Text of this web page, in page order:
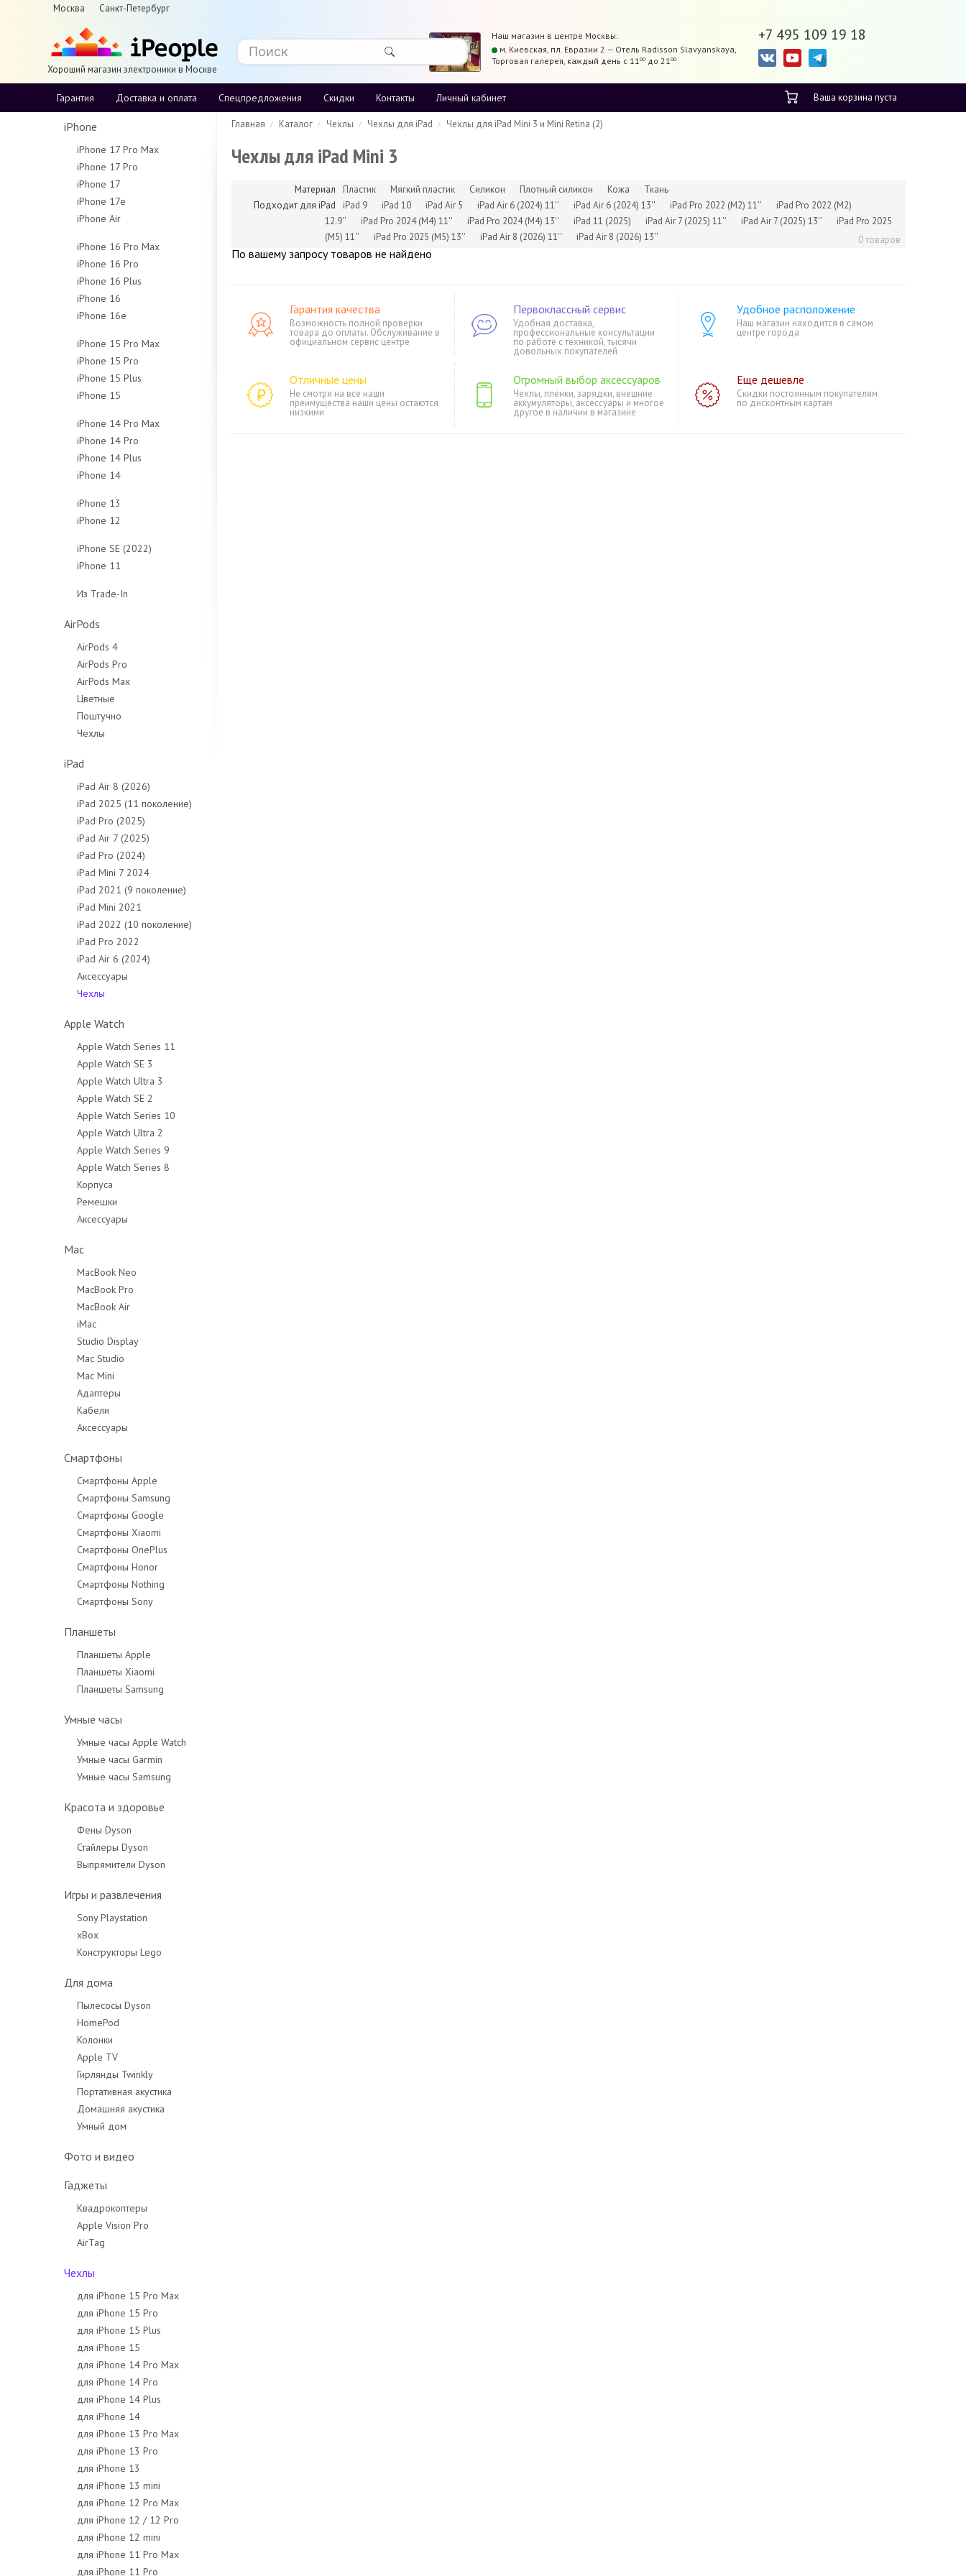
Москва Санкт-Петербург
Хороший магазин электроники в Москве
+7 495 109 19 18
Наш магазин в центре Москвы:
м. Киевская, пл. Евразии 2 — Отель Radisson Slavyanskaya,
Торговая галерея, каждый день с 1100 до 2100
Гарантия Доставка и оплата Спецпредложения Скидки Контакты Личный кабинет Ваша корзина пуста
iPhone
iPhone 17 Pro Max
256Gb
512Gb
1Tb
2Tb
iPhone 17 Pro
256Gb
512Gb
1Tb
iPhone 17
256Gb
512Gb
iPhone 17e
256Gb
iPhone Air
iPhone 16 Pro Max
256Gb
512Gb
1Tb
Чехлы
iPhone 16 Pro
128Gb
256Gb
512Gb
Чехлы
iPhone 16 Plus
128Gb
256Gb
Чехлы
iPhone 16
128Gb
Чехлы
iPhone 16e
Чехлы
iPhone 15 Pro Max
256Gb
512Gb
1Tb
Чехлы
iPhone 15 Pro
128Gb
256Gb
Чехлы
iPhone 15 Plus
128Gb
Чехлы
iPhone 15
Чехлы
iPhone 14 Pro Max
128Gb
256Gb
512Gb
Чехлы
iPhone 14 Pro
128Gb
256Gb
iPhone 14 Plus
128Gb
iPhone 14
Чехлы
iPhone 13
128Gb
iPhone 12
Чехлы
iPhone SE (2022)
64Gb
Чехлы
Защитные стёкла
iPhone 11
Чехлы
Из Trade-In
AirPods
AirPods 4
AirPods Pro
AirPods Max
Цветные
Поштучно
Чехлы
iPad
iPad Air 8 (2026)
iPad 2025 (11 поколение)
iPad Pro (2025)
iPad Air 7 (2025)
iPad Pro (2024)
iPad Mini 7 2024
iPad 2021 (9 поколение)
iPad Mini 2021
iPad 2022 (10 поколение)
iPad Pro 2022
iPad Air 6 (2024)
Аксессуары
Чехлы
Apple Watch
Apple Watch Series 11
Apple Watch SE 3
Apple Watch Ultra 3
Apple Watch SE 2
Apple Watch Series 10
Apple Watch Ultra 2
Apple Watch Series 9
Apple Watch Series 8
Корпуса
Ремешки
Аксессуары
Mac
MacBook Neo
MacBook Pro
MacBook Pro 14"
MacBook Pro 16"
MacBook Air
iMac
Studio Display
Mac Studio
Mac Mini
Адаптеры
Кабели
Аксессуары
Смартфоны
Смартфоны Apple
Смартфоны Samsung
Смартфоны Google
Смартфоны Xiaomi
Смартфоны OnePlus
Смартфоны Honor
Смартфоны Nothing
Смартфоны Sony
Планшеты
Планшеты Apple
Планшеты Xiaomi
Планшеты Samsung
Умные часы
Умные часы Apple Watch
Умные часы Garmin
Умные часы Samsung
Красота и здоровье
Фены Dyson
Стайлеры Dyson
Выпрямители Dyson
Игры и развлечения
Sony Playstation
xBox
Конструкторы Lego
Для дома
Пылесосы Dyson
HomePod
Колонки
Apple TV
Гирлянды Twinkly
Портативная акустика
Домашняя акустика
Умный дом
Фото и видео
Гаджеты
Квадрокоптеры
Apple Vision Pro
AirTag
Чехлы
для iPhone 15 Pro Max
для iPhone 15 Pro
для iPhone 15 Plus
для iPhone 15
для iPhone 14 Pro Max
для iPhone 14 Pro
для iPhone 14 Plus
для iPhone 14
для iPhone 13 Pro Max
для iPhone 13 Pro
для iPhone 13
для iPhone 13 mini
для iPhone 12 Pro Max
для iPhone 12 / 12 Pro
для iPhone 12 mini
для iPhone 11 Pro Max
для iPhone 11 Pro
Главная Каталог Чехлы Чехлы для iPad Чехлы для iPad Mini 3 и Mini Retina (2)
Чехлы для iPad Mini 3
Материал Пластик Мягкий пластик Силикон Плотный силикон Кожа
Ткань
Подходит для iPad
iPad 9 iPad 10 iPad Air 5 iPad Air 6 (2024) 11'' iPad Air 6 (2024) 13'' iPad Pro 2022 (M2) 11''
iPad Pro 2022 (M2)
12.9''
iPad Pro 2024 (M4) 11'' iPad Pro 2024 (M4) 13'' iPad 11 (2025) iPad Air 7 (2025) 11'' iPad Air 7 (2025) 13''
iPad Pro 2025
(M5) 11''
iPad Pro 2025 (M5) 13'' iPad Air 8 (2026) 11'' iPad Air 8 (2026) 13'' 0 товаров
По вашему запросу товаров не найдено
Гарантия качества
Возможность полной проверки
товара до оплаты. Обслуживание в
официальном сервис центре
Первоклассный сервис
Удобная доставка,
профессиональные консультации
по работе с техникой, тысячи
довольных покупателей
Удобное расположение
Наш магазин находится в самом
центре города
Отличные цены
Не смотря на все наши
преимущества наши цены остаются
низкими
Огромный выбор аксессуаров
Чехлы, плёнки, зарядки, внешние
аккумуляторы, аксессуары и многое
другое в наличии в магазине
Еще дешевле
Скидки постоянным покупателям
по дисконтным картам